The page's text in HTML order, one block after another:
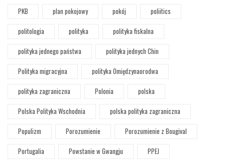
PKB
plan pokojowy pokój
poliitics
politologia
polityka
polityka fiskalna
polityka jednego państwa
polityka jednych Chin
Polityka migracyjna
polityka Omiędzynaorodwa
polityka zagraniczna
Polonia
polska
Polska Polityka Wschodnia
polska polityka zagraniczna
Populizm
Porozumienie
Porozumienie z Bougival
Portugalia
Powstanie w Gwangju PPEJ